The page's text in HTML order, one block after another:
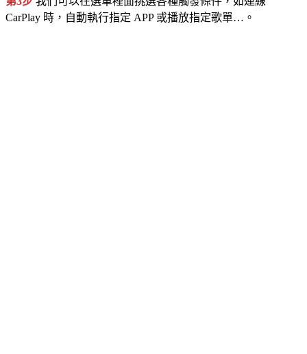
CarPlay 時，自動執行指定 APP 或播放指定歌單…。